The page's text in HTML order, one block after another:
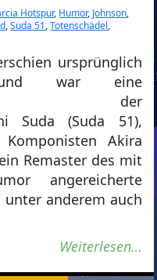
Hotspur, Humor, Johnson,
,Suda 51,Totenschädel,
ursprünglich
war eine
der
Suda (Suda 51),
Akira
Remaster des mit
angereicherte
anderem auch
Weiterlesen…